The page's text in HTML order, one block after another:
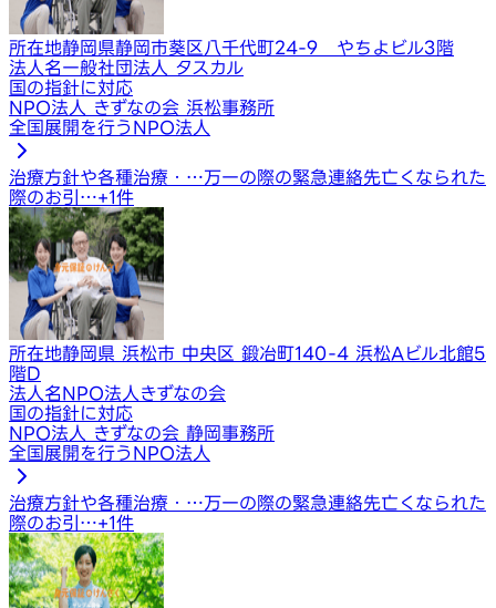
所在地静岡県静岡市葵区八千代町24-9 やちよビル3階
法人名一般社団法人 タスカル
国の指針に対応
NPO法人 きずなの会 浜松事務所
全国展開を行うNPO法人
治療方針や各種治療・…万一の際の緊急連絡先亡くなられた
際のお引…+1件
所在地静岡県 浜松市 中央区 鍛冶町140-4 浜松Aビル北館5
階D
法人名NPO法人きずなの会
国の指針に対応
NPO法人 きずなの会 静岡事務所
全国展開を行うNPO法人
治療方針や各種治療・…万一の際の緊急連絡先亡くなられた
際のお引…+1件